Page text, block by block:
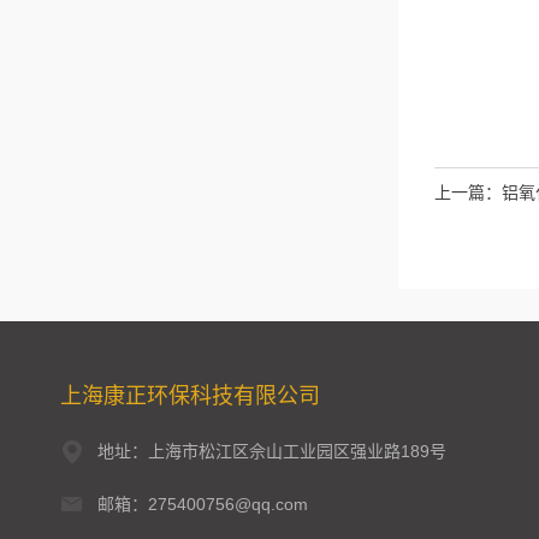
上一篇： 铝氧
上海康正环保科技有限公司
地址：上海市松江区佘山工业园区强业路189号
邮箱：275400756@qq.com